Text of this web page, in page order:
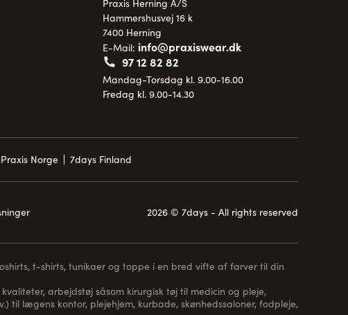
Praxis Herning A/S
Hammershusvej 16 k
7400 Herning
E-Mail: info@praxiswear.dk
97 12 82 82
Mandag-Torsdag kl. 9.00-16.00
Fredag kl. 9.00-14.30
Praxis Norge 7days Finland
2026 © 7days - All rights reserved
t-shirts, tunikaer og toppe i en bred vifte af farver til din
arbejdstøj såsom kirurgisk tøj til medicin og pleje,
til lægens kontor, plejehjem, kurbade, skønhedssaloner, fodpleje,